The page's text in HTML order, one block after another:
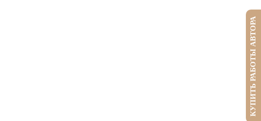
КУПИТЬ РАБОТЫ АВТОРА